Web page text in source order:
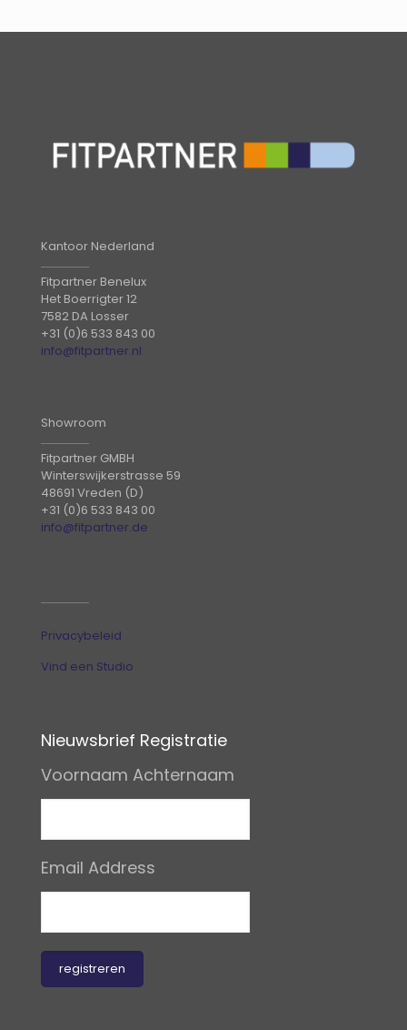
Kantoor Nederland
Fitpartner Benelux
Het Boerrigter 12
7582 DA Losser
+31 (0)6 533 843 00
info@fitpartner.nl
Showroom
Fitpartner GMBH
Winterswijkerstrasse 59
48691 Vreden (D)
+31 (0)6 533 843 00
info@fitpartner.de
Privacybeleid
Vind een Studio
Nieuwsbrief Registratie
Voornaam Achternaam
Email Address